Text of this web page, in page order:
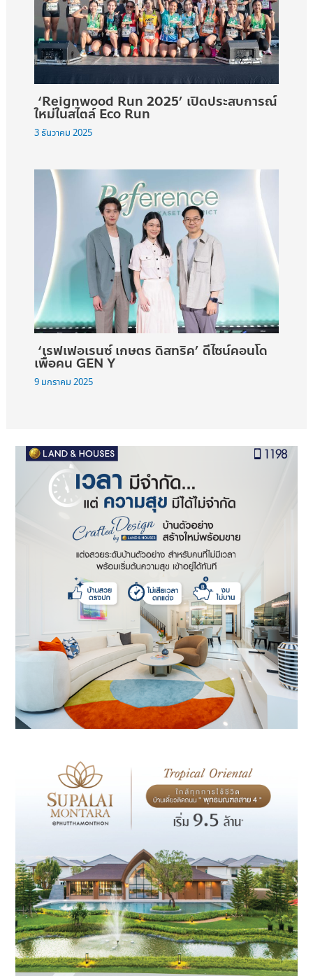
‘Reignwood Run 2025’ เปิดประสบการณ์
ใหม่ในสไตล์ Eco Run
3 ธันวาคม 2025
‘เรฟเฟอเรนซ์ เกษตร ดิสทริค’ ดีไซน์คอนโด
เพื่อคน GEN Y
9 มกราคม 2025